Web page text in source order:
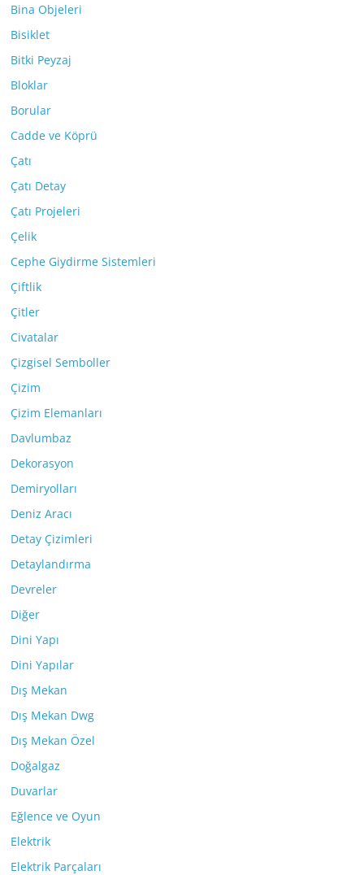
Bina Objeleri
Bisiklet
Bitki Peyzaj
Bloklar
Borular
Cadde ve Köprü
Çatı
Çatı Detay
Çatı Projeleri
Çelik
Cephe Giydirme Sistemleri
Çiftlik
Çitler
Civatalar
Çizgisel Semboller
Çizim
Çizim Elemanları
Davlumbaz
Dekorasyon
Demiryolları
Deniz Aracı
Detay Çizimleri
Detaylandırma
Devreler
Diğer
Dini Yapı
Dini Yapılar
Dış Mekan
Dış Mekan Dwg
Dış Mekan Özel
Doğalgaz
Duvarlar
Eğlence ve Oyun
Elektrik
Elektrik Parçaları